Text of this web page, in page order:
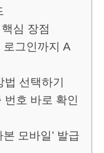
심 장점
로그인까지 A
법 선택하기
번호 바로 확인
모바일’ 발급